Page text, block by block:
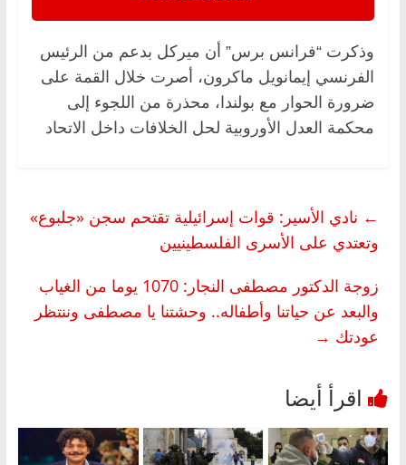
وذكرت “فرانس برس” أن ميركل بدعم من الرئيس
الفرنسي إيمانويل ماكرون، أصرت خلال القمة على
ضرورة الحوار مع بولندا، محذرة من اللجوء إلى
محكمة العدل الأوروبية لحل الخلافات داخل الاتحاد
← نادي الأسير: قوات إسرائيلية تقتحم سجن «جلبوع»
وتعتدي على الأسرى الفلسطينيين
زوجة الدكتور مصطفى النجار: 1070 يوما من الغياب
والبعد عن حياتنا وأطفاله.. وحشتنا يا مصطفى وننتظر
عودتك →